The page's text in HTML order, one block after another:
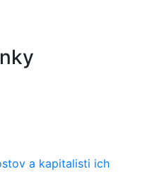
a kapitalisti ich